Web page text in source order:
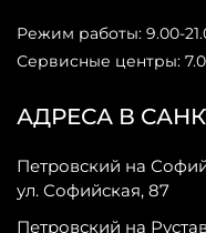
АДРЕСА В
Петровский на
ул. Софийская, 87
Петровский на
Режим работы: 9.00-
Сервисные центры: